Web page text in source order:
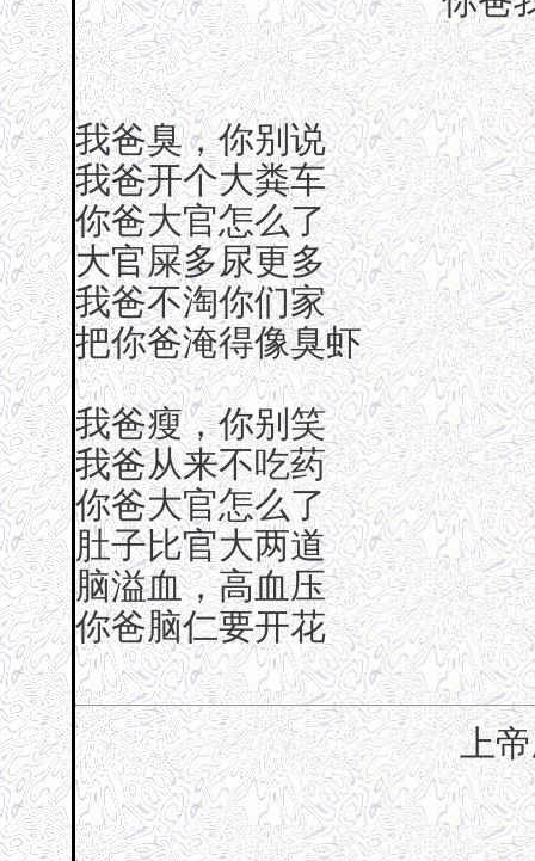
我爸臭，你别说
我爸开个大粪车
你爸大官怎么了
大官屎多尿更多
我爸不淘你们家
把你爸淹得像臭虾
我爸瘦，你别笑
我爸从来不吃药
你爸大官怎么了
肚子比官大两道
脑溢血，高血压
你爸脑仁要开花
上